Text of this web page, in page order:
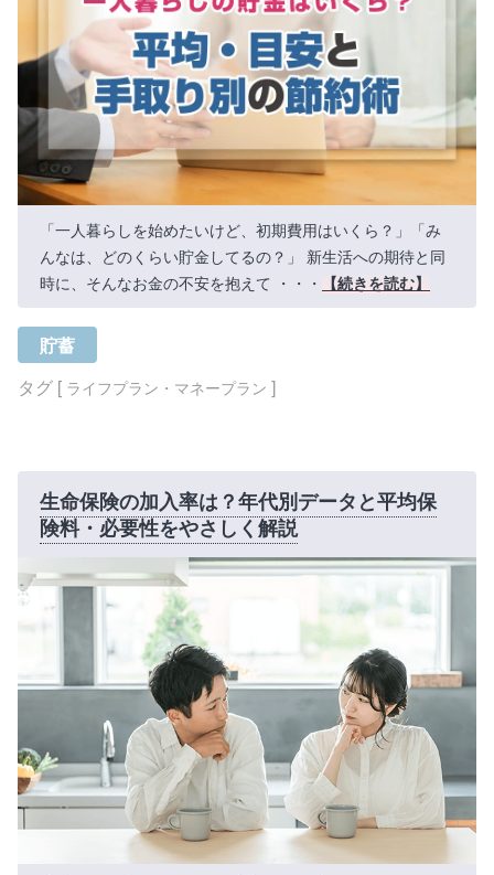
「一人暮らしを始めたいけど、初期費用はいくら？」「み
んなは、どのくらい貯金してるの？」 新生活への期待と同
時に、そんなお金の不安を抱えて ・・・
【続きを読む】
貯蓄
タグ [ ライフプラン・マネープラン ]
生命保険の加入率は？年代別データと平均保
険料・必要性をやさしく解説